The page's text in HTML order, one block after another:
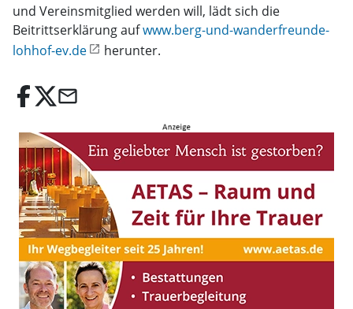
und Vereinsmitglied werden will, lädt sich die
Beitrittserklärung aufwww.berg-und-wanderfreunde-
lohhof-ev.de
herunter.
email